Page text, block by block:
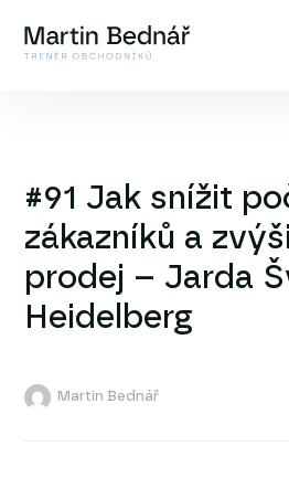
#91 Jak snížit
zákazníků a
prodej – Jarda
Heidelberg
Martin Bednář